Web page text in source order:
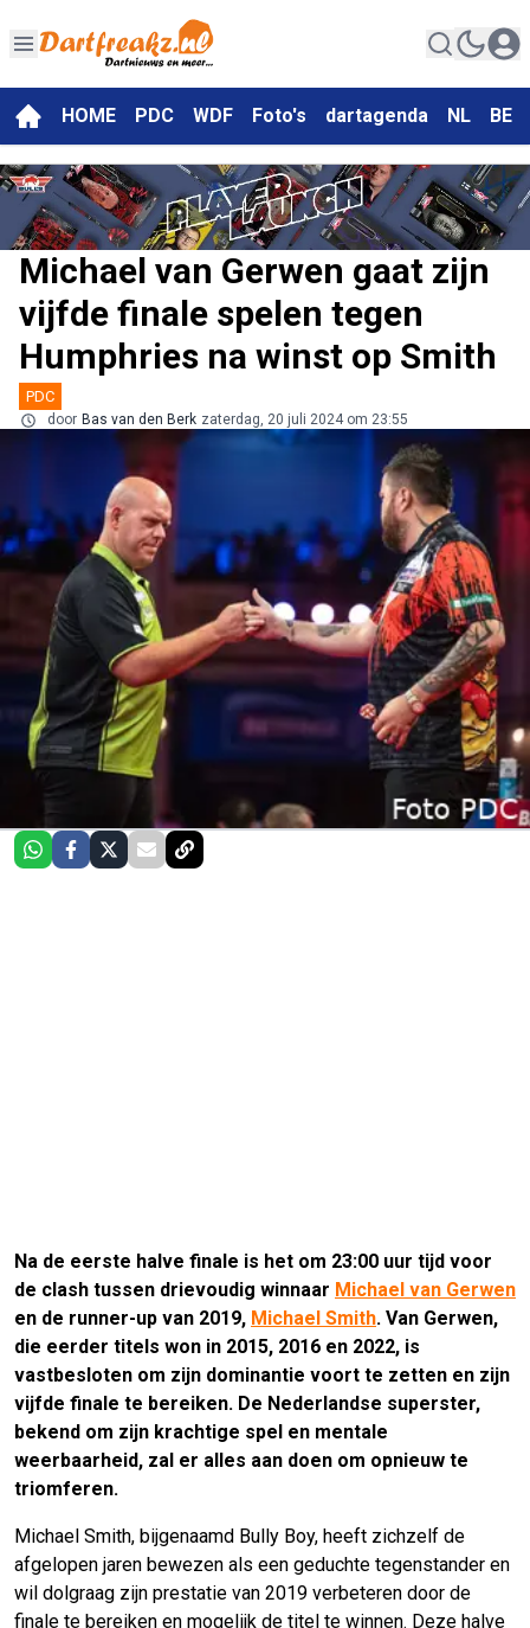
HOME PDC WDF Foto's dartagenda NL BE
Michael van Gerwen gaat zijn
vijfde finale spelen tegen
Humphries na winst op Smith
PDC
door Bas van den Berk zaterdag, 20 juli 2024 om 23:55
Na de eerste halve finale is het om 23:00 uur tijd voor
de clash tussen drievoudig winnaar Michael van Gerwen
en de runner-up van 2019, Michael Smith. Van Gerwen,
die eerder titels won in 2015, 2016 en 2022, is
vastbesloten om zijn dominantie voort te zetten en zijn
vijfde finale te bereiken. De Nederlandse superster,
bekend om zijn krachtige spel en mentale
weerbaarheid, zal er alles aan doen om opnieuw te
triomferen.
Michael Smith, bijgenaamd Bully Boy, heeft zichzelf de
afgelopen jaren bewezen als een geduchte tegenstander en
wil dolgraag zijn prestatie van 2019 verbeteren door de
finale te bereiken en mogelijk de titel te winnen. Deze halve